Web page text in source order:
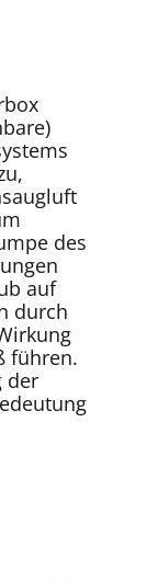
des
auf
durch
führen.
der